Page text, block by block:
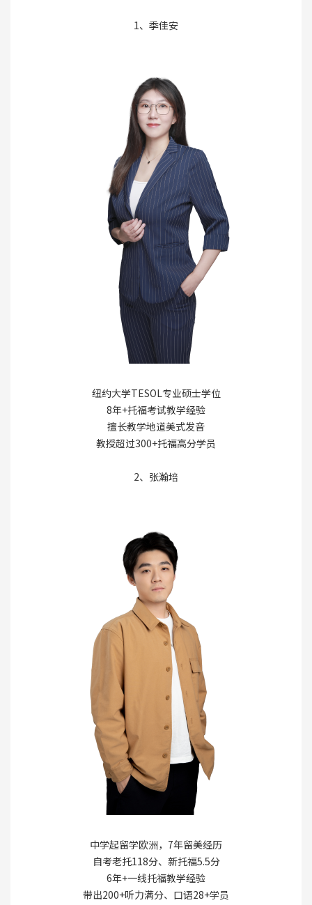
1、季佳安
纽约大学TESOL专业硕士学位
8年+托福考试教学经验
擅长教学地道美式发音
教授超过300+托福高分学员
2、张瀚培
中学起留学欧洲，7年留美经历
自考老托118分、新托福5.5分
6年+一线托福教学经验
带出200+听力满分、口语28+学员